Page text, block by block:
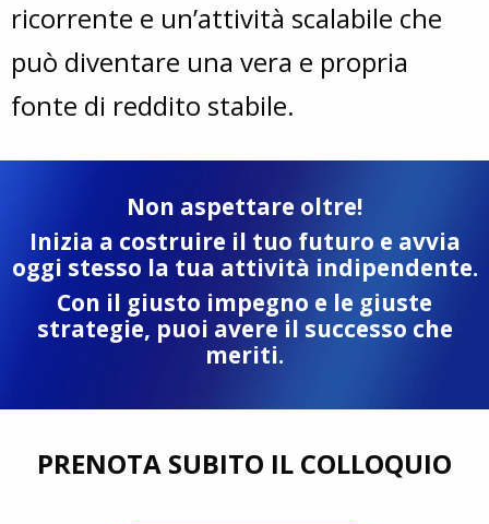
ricorrente e un’attività scalabile che
può diventare una vera e propria
fonte di reddito stabile.
Non aspettare oltre!
Inizia a costruire il tuo futuro e avvia
oggi stesso la tua attività indipendente.
Con il giusto impegno e le giuste
strategie, puoi avere il successo che
meriti.
PRENOTA SUBITO IL COLLOQUIO